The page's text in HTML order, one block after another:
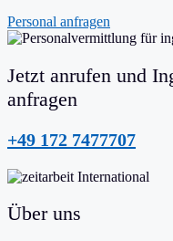
Personal anfragen
Jetzt anrufen und
anfragen
+49 172 7477707
Über uns